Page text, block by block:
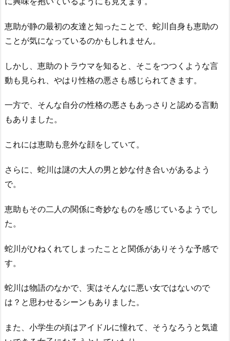
恵助が静の最初の友達と知ったことで、蛇川自身も恵助の
ことが気になっているのかもしれません。
しかし、恵助のトラウマを知ると、そこをつつくような言
動も見られ、やはり性格の悪さも感じられてきます。
一方で、そんな自分の性格の悪さもあっさりと認める言動
もありました。
これには恵助も意外な顔をしていて。
さらに、蛇川は謎の大人の男と妙な付き合いがあるよう
で。
恵助もその二人の関係に奇妙なものを感じているようでし
た。
蛇川がひねくれてしまったことと関係がありそうな予感で
す。
蛇川は物語のなかで、実はそんなに悪い女ではないので
は？と思わせるシーンもありました。
また、小学生の頃はアイドルに憧れて、そうなろうと気遣